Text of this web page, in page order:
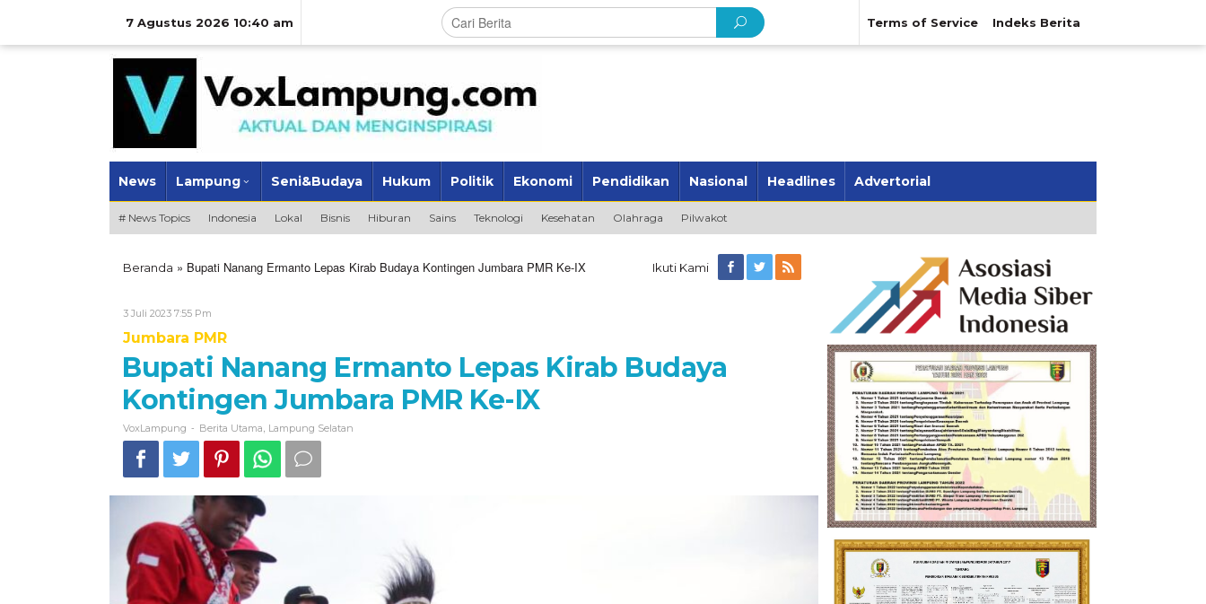
7 Agustus 2026 10:40 am Terms of Service Indeks Berita
News Lampung Seni&Budaya Hukum Politik Ekonomi Pendidikan Nasional Headlines Advertorial
# News Topics Indonesia Lokal Bisnis Hiburan Sains Teknologi Kesehatan Olahraga Pilwakot
Beranda » Bupati Nanang Ermanto Lepas Kirab Budaya Kontingen Jumbara PMR Ke-IX Ikuti Kami
3 Juli 2023 7:55 Pm
Jumbara PMR
Bupati Nanang Ermanto Lepas Kirab Budaya
Kontingen Jumbara PMR Ke-IX
VoxLampung - Berita Utama Lampung Selatan